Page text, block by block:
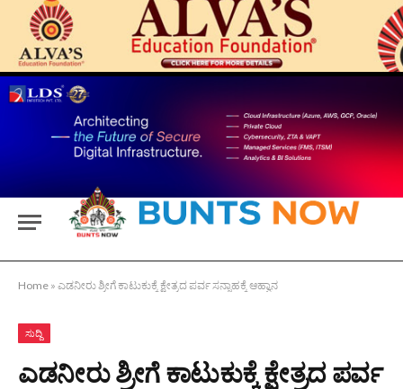
Home » ಎಡನೀರು ಶ್ರೀಗೆ ಕಾಟುಕುಕ್ಕೆ ಕ್ಷೇತ್ರದ ಪರ್ವ ಸನ್ನಾಹಕ್ಕೆ ಆಹ್ವಾನ
ಸುದ್ದಿ
ಎಡನೀರು ಶ್ರೀಗೆ ಕಾಟುಕುಕ್ಕೆ ಕ್ಷೇತ್ರದ ಪರ್ವ